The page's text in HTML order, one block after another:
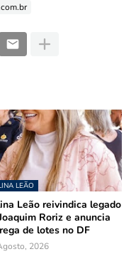
LEÃO
Leão reivindica legado
Roriz e anuncia
de lotes no DF
2026